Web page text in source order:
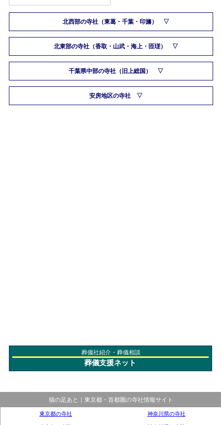
北西部の寺社（東葛・千葉・印旛）
北東部の寺社（香取・山武・海上・匝瑳）
千葉県中部の寺社（旧上総国）
安房地区の寺社
葬儀社紹介・葬儀相談
葬儀支援ネット
猫の足あと｜東京都・首都圏の寺社情報サイト
東京都の寺社 神奈川県の寺社